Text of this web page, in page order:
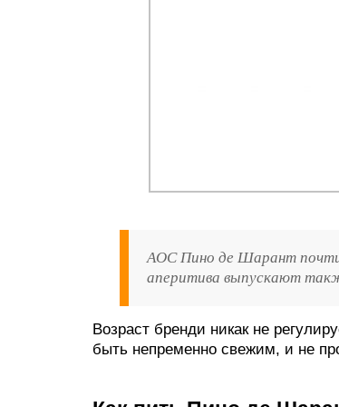
AOC Пино де Шарант
аперитива выпускают
Возраст бренди никак не
быть непременно свежим, и не